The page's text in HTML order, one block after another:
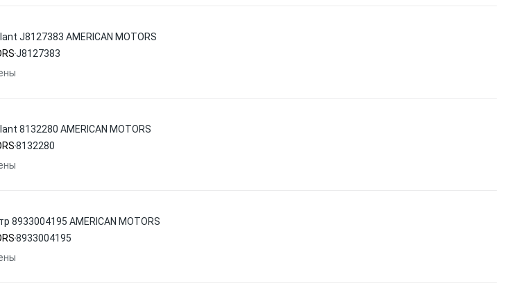
J8127383 AMERICAN MOTORS
J8127383
8132280 AMERICAN MOTORS
8132280
8933004195 AMERICAN MOTORS
8933004195